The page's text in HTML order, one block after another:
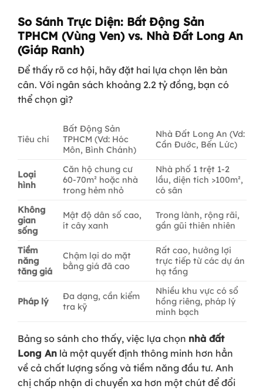
So Sánh Trực Diện: Bất Động Sản
TPHCM (Vùng Ven) vs. Nhà Đất Long An
(Giáp Ranh)
Để thấy rõ cơ hội, hãy đặt hai lựa chọn lên bàn
cân. Với ngân sách khoảng 2.2 tỷ đồng, bạn có
thể chọn gì?
Tiêu chí
Bất Động Sản
TPHCM (Vd: Hóc
Môn, Bình Chánh)
Nhà Đất Long An (Vd:
Cần Đước, Bến Lức)
Loại
hình
Căn hộ chung cư
60-70m² hoặc nhà
trong hẻm nhỏ
Nhà phố 1 trệt 1-2
lầu, diện tích >100m²,
có sân
Không
gian
sống
Mật độ dân số cao,
ít cây xanh
Trong lành, rộng rãi,
gần gũi thiên nhiên
Tiềm
năng
tăng giá
Chậm lại do mặt
bằng giá đã cao
Rất cao, hưởng lợi
trực tiếp từ các dự án
hạ tầng
Pháp lý
Đa dạng, cần kiểm
tra kỹ
Nhiều khu vực có sổ
hồng riêng, pháp lý
minh bạch
Bảng so sánh cho thấy, việc lựa chọn nhà đất
Long An là một quyết định thông minh hơn hẳn
về cả chất lượng sống và tiềm năng đầu tư. Anh
chị chấp nhận di chuyển xa hơn một chút để đổi